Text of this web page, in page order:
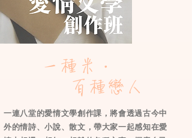
一種米．
百種戀人
一連八堂的愛情文學創作課，將會透過古今中
外的情詩、小說、散文，帶大家一起感知在愛